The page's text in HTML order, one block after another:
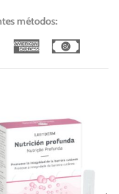
métodos:
Dinners
American